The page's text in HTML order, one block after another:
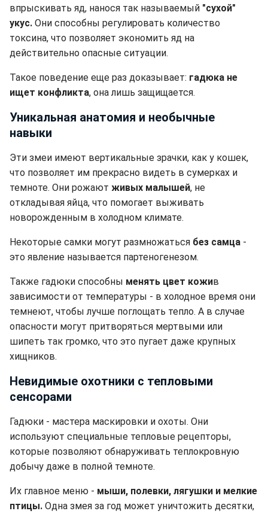
впрыскивать яд, нанося так называемый "сухой"
укус. Они способны регулировать количество
токсина, что позволяет экономить яд на
действительно опасные ситуации.
Такое поведение еще раз доказывает: гадюка не
ищет конфликта, она лишь защищается.
Уникальная анатомия и необычные
навыки
Эти змеи имеют вертикальные зрачки, как у кошек,
что позволяет им прекрасно видеть в сумерках и
темноте. Они рожают живых малышей, не
откладывая яйца, что помогает выживать
новорожденным в холодном климате.
Некоторые самки могут размножаться без самца -
это явление называется партеногенезом.
Также гадюки способны менять цвет кожив
зависимости от температуры - в холодное время они
темнеют, чтобы лучше поглощать тепло. А в случае
опасности могут притворяться мертвыми или
шипеть так громко, что это пугает даже крупных
хищников.
Невидимые охотники с тепловыми
сенсорами
Гадюки - мастера маскировки и охоты. Они
используют специальные тепловые рецепторы,
которые позволяют обнаруживать теплокровную
добычу даже в полной темноте.
Их главное меню - мыши, полевки, лягушки и мелкие
птицы. Одна змея за год может уничтожить десятки,